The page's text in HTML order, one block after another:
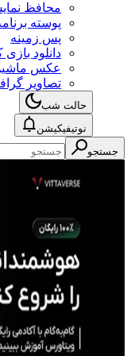
محافظ
پوسته
پس زمینه
دانلود بازی
عکس
تصاویر
حالت شب
نوتیفیکیشن
جستجو